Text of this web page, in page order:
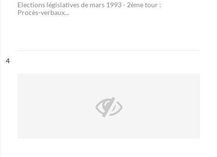
Elections législatives de mars 1993 - 2ème tour :
Procès-verbaux...
n°
4